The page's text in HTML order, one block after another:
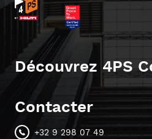
Découvrez 4PS
Contacter
+32 9 298 07 49